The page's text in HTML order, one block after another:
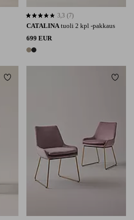
CATALINA tuoli 2 kpl -pakkaus
699 EUR
2 värejä
3,3 perustuen 7 arvosanaan
3,3 (7)
Lisää suosikkeihin Lisää